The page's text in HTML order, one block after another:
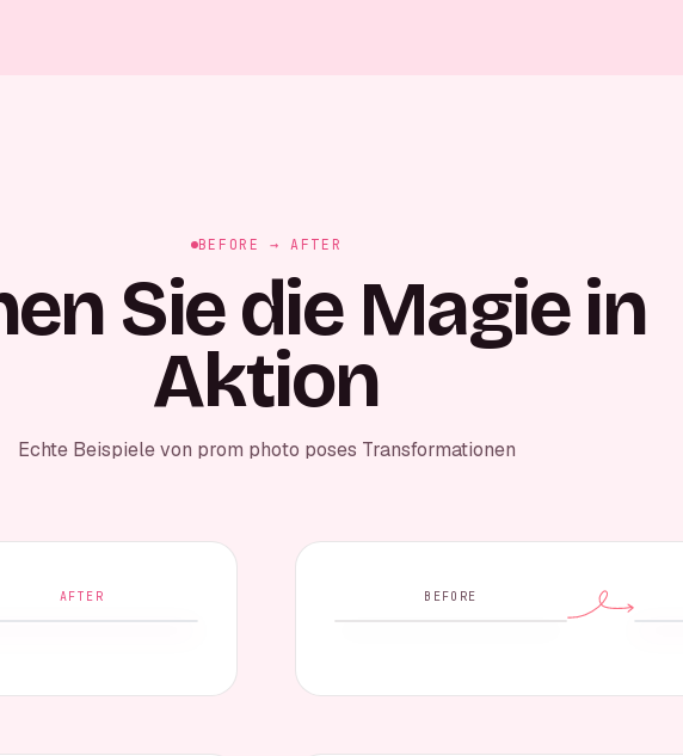
BEFORE → AFTER
Sie die Magie in
Aktion
Echte Beispiele von prom photo poses Transformationen
AFTER BEFORE